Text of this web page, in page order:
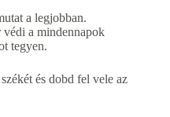
a legjobban.
a mindennapok
tegyen.
és dobd fel vele az